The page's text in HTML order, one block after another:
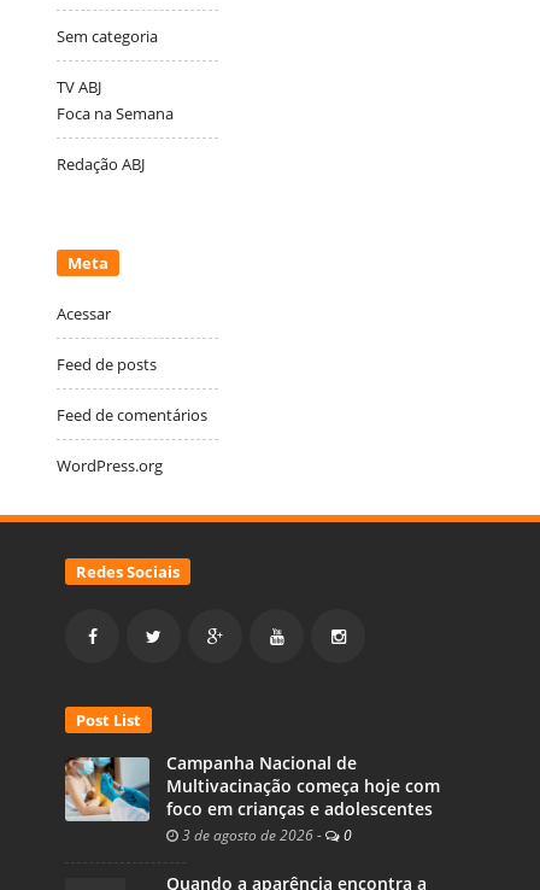
Sem categoria
TV ABJ
Foca na Semana
Redação ABJ
Meta
Acessar
Feed de posts
Feed de comentários
WordPress.org
Redes Sociais
Post List
Campanha Nacional de
Multivacinação começa hoje com
foco em crianças e adolescentes
3 de agosto de 2026 - 0
Quando a aparência encontra a